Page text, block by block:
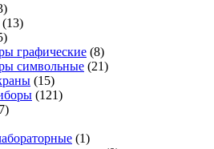
(13)
графические (8)
символьные (21)
(15)
(121)
(1)